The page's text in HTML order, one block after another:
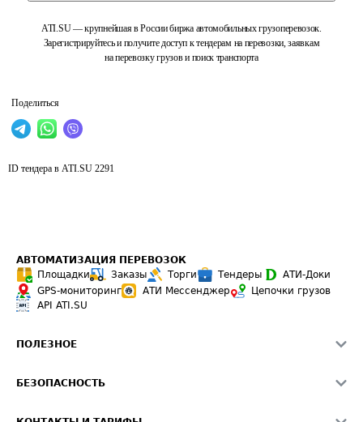
ATI.SU — крупнейшая в России биржа автомобильных грузоперевозок.
Зарегистрируйтесь и получите доступ к тендерам на перевозки, заявкам
на перевозку грузов и поиск транспорта
Поделиться
ID тендера в ATI.SU 2291
АВТОМАТИЗАЦИЯ ПЕРЕВОЗОК
Площадки
Заказы Торги Тендеры
АТИ-Доки
GPS-мониторинг
АТИ Мессенджер
Цепочки грузов
API ATI.SU
ПОЛЕЗНОЕ
Звезды ATI.SU на вашем сайте
БЕЗОПАСНОСТЬ